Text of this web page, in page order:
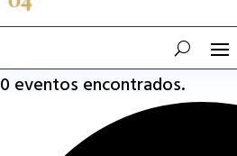
0 eventos encontrados.